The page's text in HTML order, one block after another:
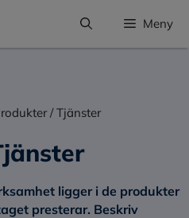
Meny
/ Tjänster
ligger i de produkter
presterar. Beskriv